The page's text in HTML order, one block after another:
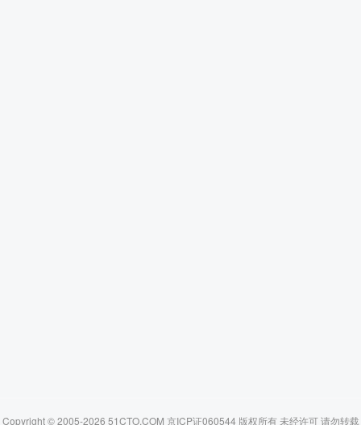
Copyright © 2005-2026 51CTO.COM 京ICP证060544 版权所有 未经许可 请勿转载